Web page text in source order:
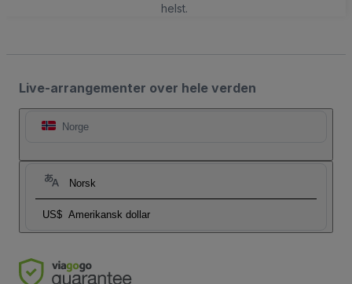
helst.
Live-arrangementer over hele verden
Norge
Norsk
US$ Amerikansk dollar